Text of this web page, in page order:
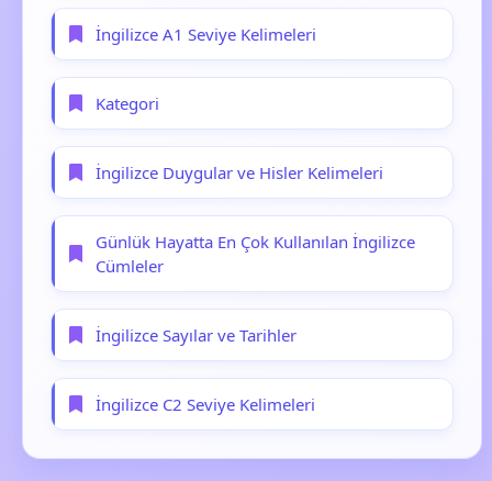
İngilizce A1 Seviye Kelimeleri
Kategori
İngilizce Duygular ve Hisler Kelimeleri
Günlük Hayatta En Çok Kullanılan İngilizce
Cümleler
İngilizce Sayılar ve Tarihler
İngilizce C2 Seviye Kelimeleri